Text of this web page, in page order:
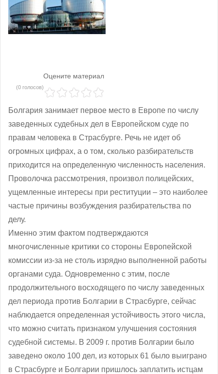
Оцените материал
(0 голосов)
Болгария занимает первое место в Европе по числу
заведенных судебных дел в Европейском суде по
правам человека в Страсбурге. Речь не идет об
огромных цифрах, а о том, сколько разбирательств
приходится на определенную численность населения.
Проволочка рассмотрения, произвол полицейских,
ущемленные интересы при реституции ‒ это наиболее
частые причины возбуждения разбирательства по
делу.
Именно этим фактом подтверждаются
многочисленные критики со стороны Европейской
комиссии из-за не столь изрядно выполненной работы
органами суда. Одновременно с этим, после
продолжительного восходящего по числу заведенных
дел периода против Болгарии в Страсбурге, сейчас
наблюдается определенная устойчивость этого числа,
что можно считать признаком улучшения состояния
судебной системы. В 2009 г. против Болгарии было
заведено около 100 дел, из которых 61 было выиграно
в Страсбурге и Болгарии пришлось заплатить истцам